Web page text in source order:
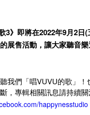
3》即將在2022年9月2
展售活動，讓大家聽音
我們「唱VUVU的歌」
，專輯相關訊息請持續
happynesstudio